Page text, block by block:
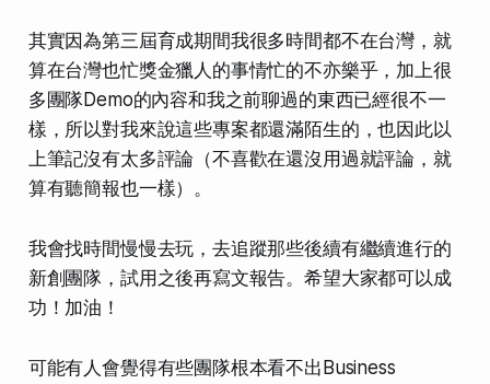
其實因為第三屆育成期間我很多時間都不在台灣，就
算在台灣也忙獎金獵人的事情忙的不亦樂乎，加上很
多團隊Demo的內容和我之前聊過的東西已經很不一
樣，所以對我來說這些專案都還滿陌生的，也因此以
上筆記沒有太多評論（不喜歡在還沒用過就評論，就
算有聽簡報也一樣）。
我會找時間慢慢去玩，去追蹤那些後續有繼續進行的
新創團隊，試用之後再寫文報告。希望大家都可以成
功！加油！
可能有人會覺得有些團隊根本看不出Business